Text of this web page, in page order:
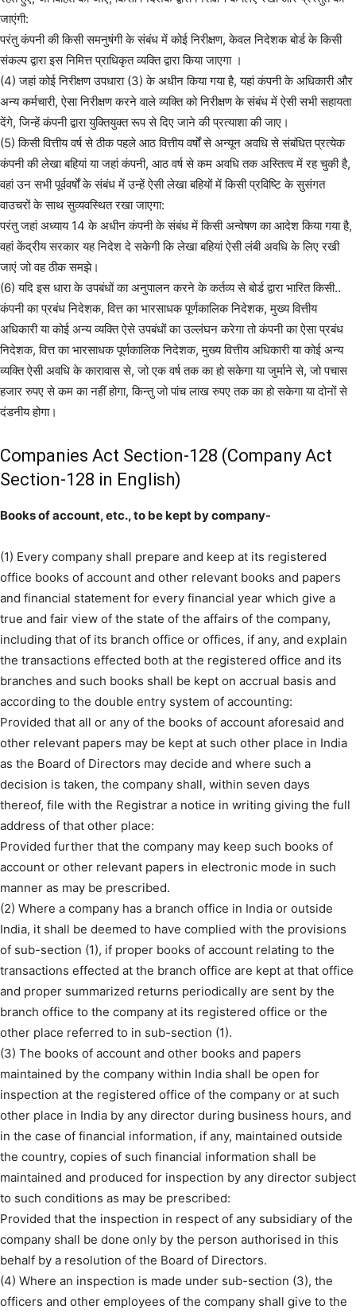
जाएंगी:
परंतु कंपनी की किसी समनुषंगी के संबंध में कोई निरीक्षण, केवल निदेशक बोर्ड के किसी
संकल्प द्वारा इस निमित्त प्राधिकृत व्यक्ति द्वारा किया जाएगा ।
(4) जहां कोई निरीक्षण उपधारा (3) के अधीन किया गया है, यहां कंपनी के अधिकारी और
अन्य कर्मचारी, ऐसा निरीक्षण करने वाले व्यक्ति को निरीक्षण के संबंध में ऐसी सभी सहायता
देंगे, जिन्हें कंपनी द्वारा युक्तियुक्त रूप से दिए जाने की प्रत्याशा की जाए।
(5) किसी वित्तीय वर्ष से ठीक पहले आठ वित्तीय वर्षों से अन्यून अवधि से संबंधित प्रत्येक
कंपनी की लेखा बहियां या जहां कंपनी, आठ वर्ष से कम अवधि तक अस्तित्व में रह चुकी है,
वहां उन सभी पूर्ववर्षों के संबंध में उन्हें ऐसी लेखा बहियों में किसी प्रविष्टि के सुसंगत
वाउचरों के साथ सुव्यवस्थित रखा जाएगा:
परंतु जहां अध्याय 14 के अधीन कंपनी के संबंध में किसी अन्वेषण का आदेश किया गया है,
वहां केंद्रीय सरकार यह निदेश दे सकेगी कि लेखा बहियां ऐसी लंबी अवधि के लिए रखी
जाएं जो वह ठीक समझे।
(6) यदि इस धारा के उपबंधों का अनुपालन करने के कर्तव्य से बोर्ड द्वारा भारित किसी..
कंपनी का प्रबंध निदेशक, वित्त का भारसाधक पूर्णकालिक निदेशक, मुख्य वित्तीय
अधिकारी या कोई अन्य व्यक्ति ऐसे उपबंधों का उल्लंघन करेगा तो कंपनी का ऐसा प्रबंध
निदेशक, वित्त का भारसाधक पूर्णकालिक निदेशक, मुख्य वित्तीय अधिकारी या कोई अन्य
व्यक्ति ऐसी अवधि के कारावास से, जो एक वर्ष तक का हो सकेगा या जुर्माने से, जो पचास
हजार रुपए से कम का नहीं होगा, किन्तु जो पांच लाख रुपए तक का हो सकेगा या दोनों से
दंडनीय होगा।
Companies Act Section-128 (Company Act
Section-128 in English)
Books of account, etc., to be kept by company-
(1) Every company shall prepare and keep at its registered
office books of account and other relevant books and papers
and financial statement for every financial year which give a
true and fair view of the state of the affairs of the company,
including that of its branch office or offices, if any, and explain
the transactions effected both at the registered office and its
branches and such books shall be kept on accrual basis and
according to the double entry system of accounting:
Provided that all or any of the books of account aforesaid and
other relevant papers may be kept at such other place in India
as the Board of Directors may decide and where such a
decision is taken, the company shall, within seven days
thereof, file with the Registrar a notice in writing giving the full
address of that other place:
Provided further that the company may keep such books of
account or other relevant papers in electronic mode in such
manner as may be prescribed.
(2) Where a company has a branch office in India or outside
India, it shall be deemed to have complied with the provisions
of sub-section (1), if proper books of account relating to the
transactions effected at the branch office are kept at that office
and proper summarized returns periodically are sent by the
branch office to the company at its registered office or the
other place referred to in sub-section (1).
(3) The books of account and other books and papers
maintained by the company within India shall be open for
inspection at the registered office of the company or at such
other place in India by any director during business hours, and
in the case of financial information, if any, maintained outside
the country, copies of such financial information shall be
maintained and produced for inspection by any director subject
to such conditions as may be prescribed:
Provided that the inspection in respect of any subsidiary of the
company shall be done only by the person authorised in this
behalf by a resolution of the Board of Directors.
(4) Where an inspection is made under sub-section (3), the
officers and other employees of the company shall give to the